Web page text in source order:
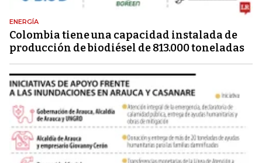
ENERGÍA
Colombia tiene una capacidad instalada de
producción de biodiésel de 813.000 toneladas